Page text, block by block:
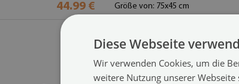
44.99 € Größe von: 75x45 cm
Diese Webseite
Wir verwenden Cookies, um die
weitere Nutzung unserer